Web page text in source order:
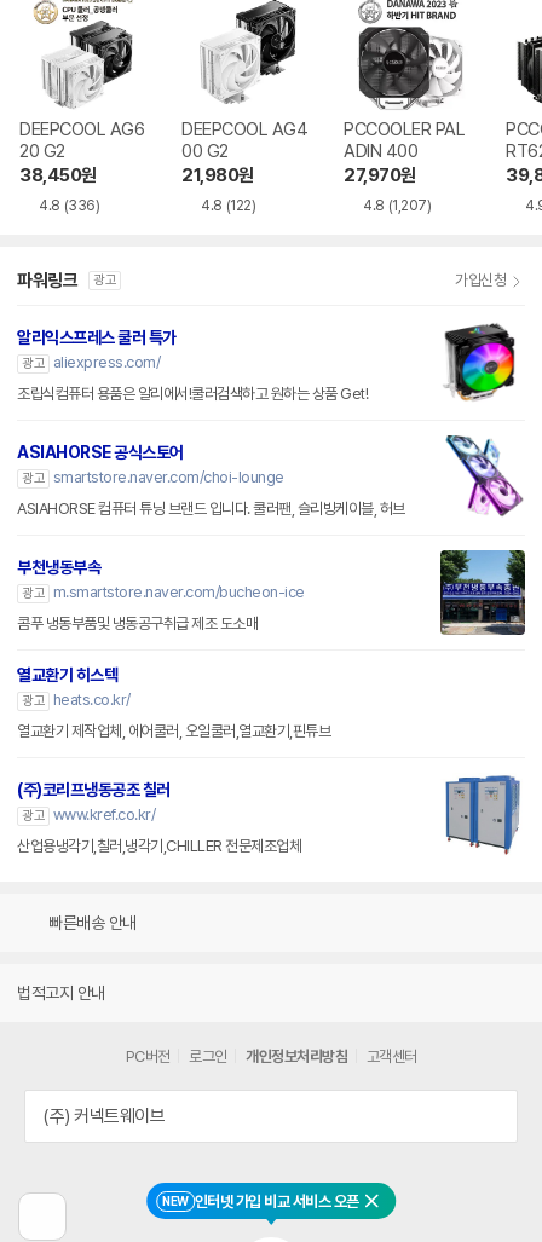
NEW 인터넷 가입 비교 서비스 오픈 닫기
DEEPCOOL AG6
20 G2
38,450원
4.8 (336)
DEEPCOOL AG4
00 G2
21,980원
4.8 (122)
PCCOOLER PAL
ADIN 400
27,970원
4.8 (1,207)
스틸
파워링크 광고 가입신청
알리익스프레스 쿨러 특가
광고
aliexpress.com/
조립식컴퓨터 용품은 알리에서!쿨러검색하고 원하는 상품 Get!
ASIAHORSE 공식스토어
광고 smartstore.naver.com/choi-lounge
ASIAHORSE 컴퓨터 튜닝 브랜드 입니다. 쿨러팬, 슬리빙케이블, 허브
부천냉동부속
광고
m.smartstore.naver.com/bucheon-ice
콤푸 냉동부품및 냉동공구취급 제조 도소매
열교환기 히스텍
광고
heats.co.kr/
열교환기 제작업체, 에어쿨러, 오일쿨러,열교환기,핀튜브
(주)코리프냉동공조 칠러
광고 www.kref.co.kr/
산업용냉각기,칠러,냉각기,CHILLER 전문제조업체
빠른배송 안내
법적고지 안내
PC버전 로그인 개인정보처리방침 고객센터
(주) 커넥트웨이브